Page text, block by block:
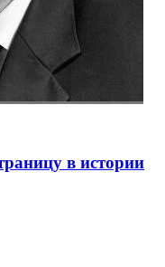
в истории